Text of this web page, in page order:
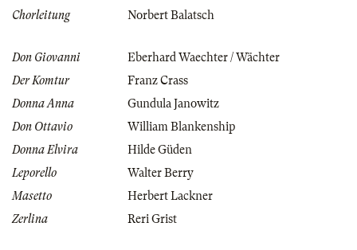
Chorleitung Norbert Balatsch
Don Giovanni
Eberhard Waechter / Wächter
Der Komtur
Franz Crass
Donna Anna
Gundula Janowitz
Don Ottavio
William Blankenship
Donna Elvira
Hilde Güden
Leporello
Walter Berry
Masetto
Herbert Lackner
Zerlina
Reri Grist